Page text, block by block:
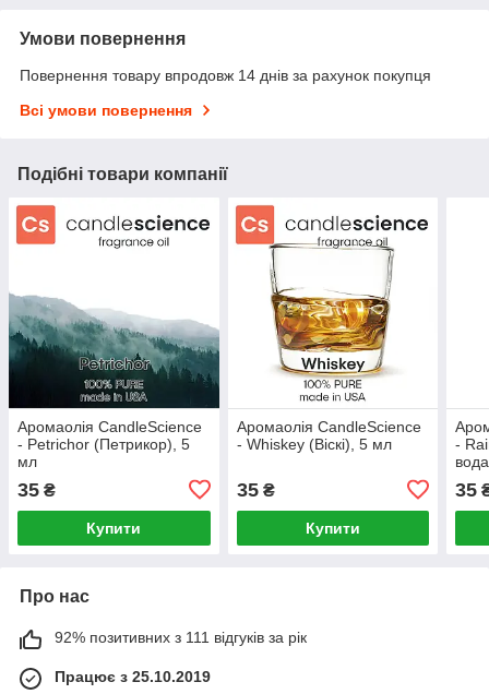
Умови повернення
Повернення товару впродовж 14 днів за рахунок покупця
Всі умови повернення
Подібні товари компанії
Аромаолія CandleScience
- Petrichor (Петрикор), 5
мл
35 ₴
Купити
Аромаолія CandleScience
- Whiskey (Віскі), 5 мл
35₴
Купити
-
35
Про нас
92% позитивних з 111 відгуків за рік
Працює з 25.10.2019